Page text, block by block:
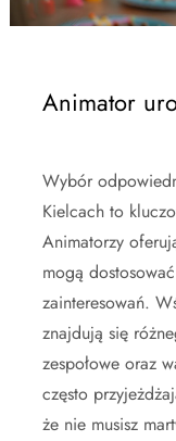
Animator
Wybór
Kielcach to
Animatorzy
mogą
zainteresowań.
znajdują się
zespołowe oraz
często
że nie musisz